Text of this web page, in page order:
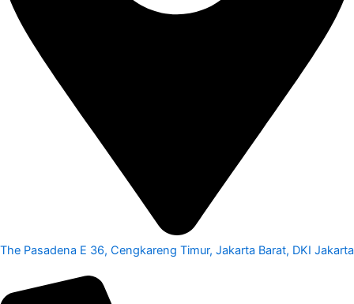
The Pasadena E 36, Cengkareng Timur, Jakarta Barat, DKI Jakarta